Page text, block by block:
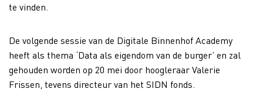
te vinden.
De volgende sessie van de Digitale Binnenhof Academy
heeft als thema ‘Data als eigendom van de burger’ en zal
gehouden worden op 20 mei door hoogleraar Valerie
Frissen, tevens directeur van het SIDN fonds.